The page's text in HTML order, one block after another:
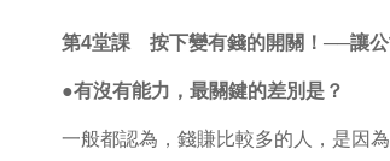
第4堂課 按下變有錢的開關！──讓公
●有沒有能力，最關鍵的差別是？
一般都認為，錢賺比較多的人，是因為